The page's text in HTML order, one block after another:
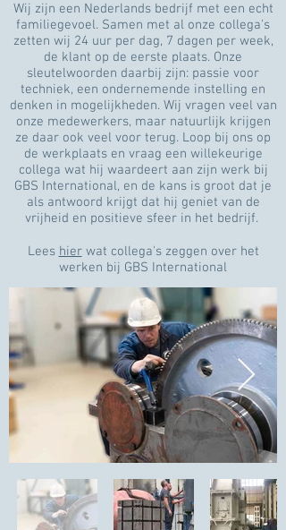
Wij zijn een Nederlands bedrijf met een echt
familiegevoel. Samen met al onze collega's
zetten wij 24 uur per dag, 7 dagen per week,
de klant op de eerste plaats. Onze
sleutelwoorden daarbij zijn: passie voor
techniek, een ondernemende instelling en
denken in mogelijkheden. Wij vragen veel van
onze medewerkers, maar natuurlijk krijgen
ze daar ook veel voor terug. Loop bij ons op
de werkplaats en vraag een willekeurige
collega wat hij waardeert aan zijn werk bij
GBS International, en de kans is groot dat je
als antwoord krijgt dat hij geniet van de
vrijheid en positieve sfeer in het bedrijf.
Lees hierwat collega's zeggen over het
werken bij GBS International